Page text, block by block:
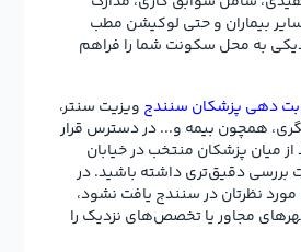
سایر بیماران و حتی لوکیشن مطب
به محل سکونت شما را فراهم
دهی پزشکان سنندج ویزیت سنتر،
همچون بیمه و... در دسترس قرار
از میان پزشکان منتخب در خیابان
بررسی دقیق‌تری داشته باشید. در
نظرتان در سنندج یافت نشود،
مجاور یا تخصص‌های نزدیک را